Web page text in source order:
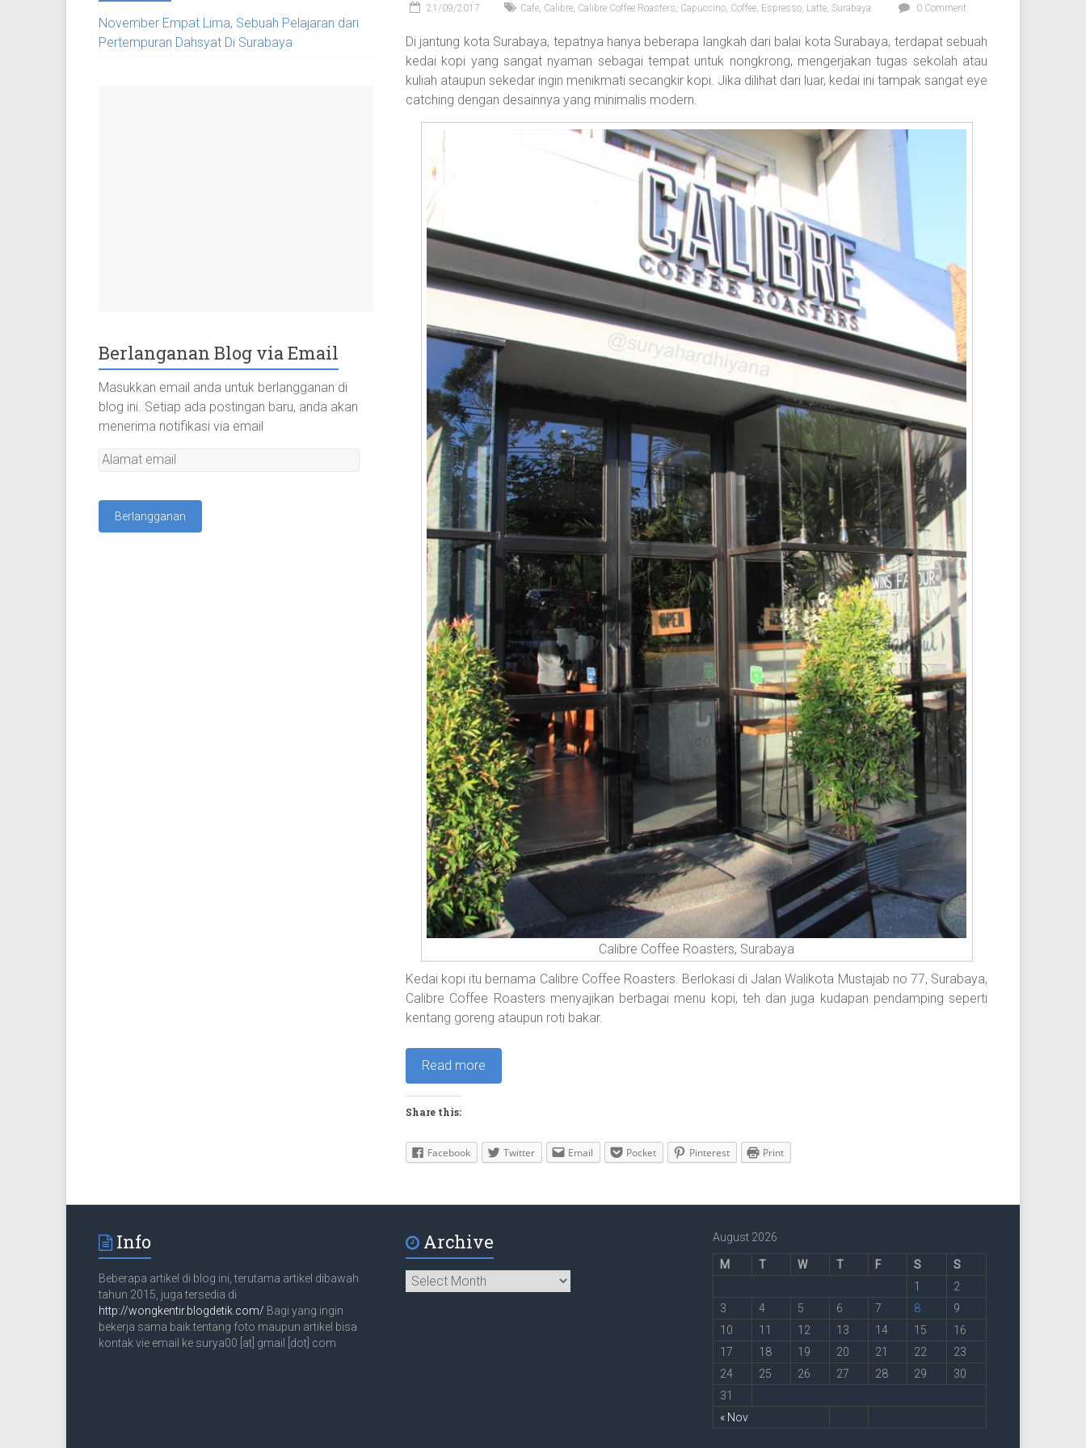
21/09/2017 Cafe, Calibre, Calibre Coffee Roasters, Capuccino, Coffee, Espresso, Latte, Surabaya 0 Comment
Di jantung kota Surabaya, tepatnya hanya beberapa langkah dari balai kota Surabaya, terdapat sebuah
kedai kopi yang sangat nyaman sebagai tempat untuk nongkrong, mengerjakan tugas sekolah atau
kuliah ataupun sekedar ingin menikmati secangkir kopi. Jika dilihat dari luar, kedai ini tampak sangat eye
catching dengan desainnya yang minimalis modern.
Calibre Coffee Roasters, Surabaya
Kedai kopi itu bernama Calibre Coffee Roasters. Berlokasi di Jalan Walikota Mustajab no 77, Surabaya,
Calibre Coffee Roasters menyajikan berbagai menu kopi, teh dan juga kudapan pendamping seperti
kentang goreng ataupun roti bakar.
Read more
Share this:
Facebook Twitter Email Pocket Pinterest Print
November Empat Lima, Sebuah Pelajaran dari
Pertempuran Dahsyat Di Surabaya
Berlanganan Blog via Email
Masukkan email anda untuk berlangganan di
blog ini. Setiap ada postingan baru, anda akan
menerima notifikasi via email
A
a
a
Info
Beberapa artikel di blog ini, terutama artikel dibawah
tahun 2015, juga tersedia di
http://wongkentir.blogdetik.com/ Bagi yang ingin
bekerja sama baik tentang foto maupun artikel bisa
kontak vie email ke surya00 [at] gmail [dot] com
Archive
Archive
August 2026
M T W T F S S
« Nov
1
2
3
4 5 6 7 8
9
10
11 12 13 14 15
16
17
18 19 20 21 22
23
24
25 26 27 28 29
30
31